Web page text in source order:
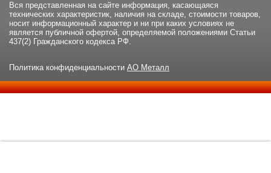
Вся представленная на сайте информация, касающаяся
технических характеристик, наличия на складе, стоимости товаров,
носит информационный характер и ни при каких условиях не
является публичной офертой, определяемой положениями Статьи
437(2) Гражданского кодекса РФ.
Политика конфиденциальности АО Металл